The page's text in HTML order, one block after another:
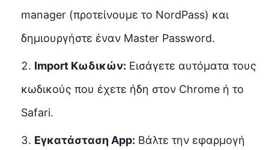
manager (προτείνουμε το NordPass) και
δημιουργήστε έναν Master Password.
Import Κωδικών: Εισάγετε αυτόματα τους
κωδικούς που έχετε ήδη στον Chrome ή το
Safari.
Εγκατάσταση App: Βάλτε την εφαρμογή